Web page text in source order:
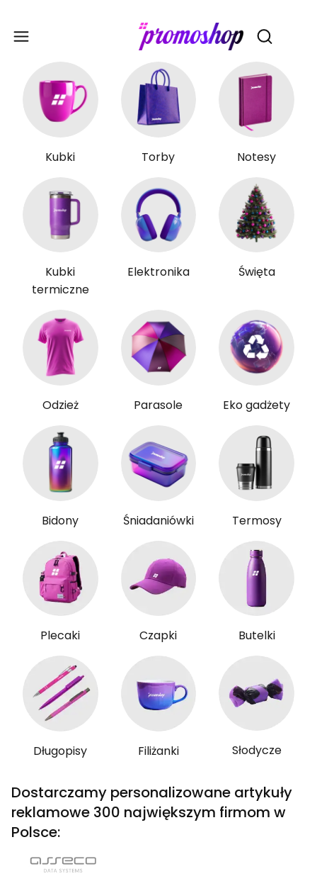
Otwórz
Kubki Torby Notesy
Kubki
termiczne
Elektronika Święta
Odzież Parasole Eko gadżety
Bidony Śniadaniówki Termosy
Plecaki Czapki Butelki
Długopisy Filiżanki Słodycze
Dostarczamy personalizowane artykuły
reklamowe 300 największym firmom w
Polsce: